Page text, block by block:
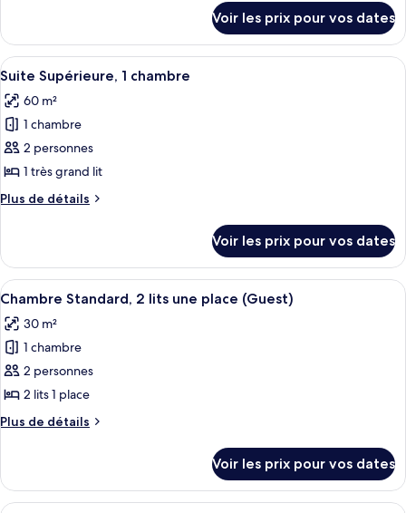
Suite
Junior,
1
très
grand
lit
le
type
de
Suite
Junior,
très
grand
Voir les prix pour vos dates
Afficher
toutes
les
photos
pour
ce
type
de
Suite
Supérieure,
1
chambre
9
Suite Supérieure, 1 chambre
60 m²
1 chambre
2 personnes
1 très grand lit
Plus de détails
Plus
le
type
de
Suite
Supérieure,
chambre
Voir les prix pour vos dates
Afficher
toutes
les
photos
pour
ce
type
de
Chambre
Standard,
Une chambre d’hôtel avec deux lits,
11
Chambre Standard, 2 lits une place (Guest)
30 m²
1 chambre
2 personnes
2 lits 1 place
Plus de détails
Plus
le
type
Voir les prix pour vos dates
Une chambre d’hôtel moderne